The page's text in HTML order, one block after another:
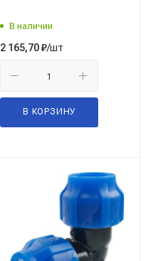
В наличии
2 165,70₽/шт
В КОРЗИНУ